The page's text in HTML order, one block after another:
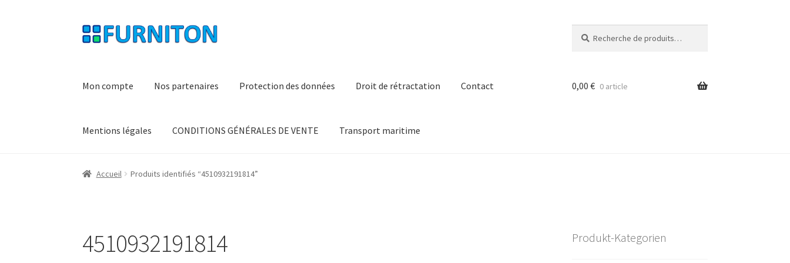
Aller
à
Aller
au
pour :
Mon compte Nos partenaires Protection des données Droit de rétractation Contact
Mentions légales CONDITIONS GÉNÉRALES DE VENTE Transport maritime
0,00 € 0 article
Accueil Produits identifiés “4510932191814”
4510932191814 Produkt-Kategorien